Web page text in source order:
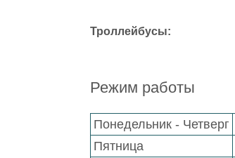
Троллейбусы:
Режим работы
Понедельник - Четверг
Пятница